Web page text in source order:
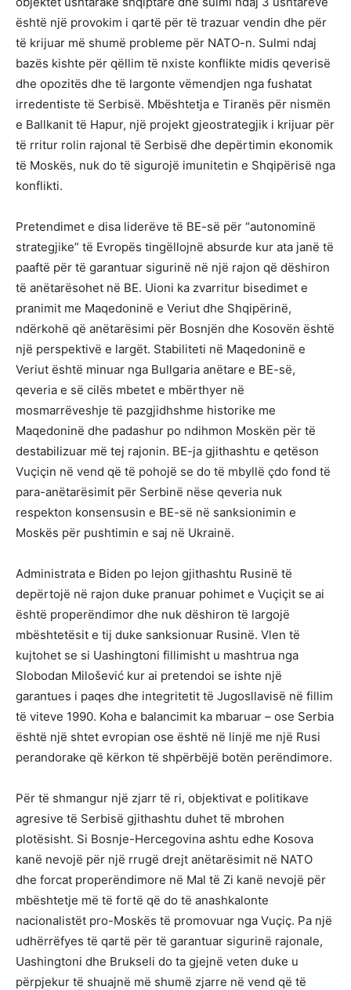
është një provokim i qartë për të trazuar vendin dhe për
të krijuar më shumë probleme për NATO-n. Sulmi ndaj
bazës kishte për qëllim të nxiste konflikte midis qeverisë
dhe opozitës dhe të largonte vëmendjen nga fushatat
irredentiste të Serbisë. Mbështetja e Tiranës për nismën
e Ballkanit të Hapur, një projekt gjeostrategjik i krijuar për
të rritur rolin rajonal të Serbisë dhe depërtimin ekonomik
të Moskës, nuk do të sigurojë imunitetin e Shqipërisë nga
konflikti.
Pretendimet e disa liderëve të BE-së për “autonominë
strategjike” të Evropës tingëllojnë absurde kur ata janë të
paaftë për të garantuar sigurinë në një rajon që dëshiron
të anëtarësohet në BE. Uioni ka zvarritur bisedimet e
pranimit me Maqedoninë e Veriut dhe Shqipërinë,
ndërkohë që anëtarësimi për Bosnjën dhe Kosovën është
një perspektivë e largët. Stabiliteti në Maqedoninë e
Veriut është minuar nga Bullgaria anëtare e BE-së,
qeveria e së cilës mbetet e mbërthyer në
mosmarrëveshje të pazgjidhshme historike me
Maqedoninë dhe padashur po ndihmon Moskën për të
destabilizuar më tej rajonin. BE-ja gjithashtu e qetëson
Vuçiçin në vend që të pohojë se do të mbyllë çdo fond të
para-anëtarësimit për Serbinë nëse qeveria nuk
respekton konsensusin e BE-së në sanksionimin e
Moskës për pushtimin e saj në Ukrainë.
Administrata e Biden po lejon gjithashtu Rusinë të
depërtojë në rajon duke pranuar pohimet e Vuçiçit se ai
është properëndimor dhe nuk dëshiron të largojë
mbështetësit e tij duke sanksionuar Rusinë. Vlen të
kujtohet se si Uashingtoni fillimisht u mashtrua nga
Slobodan Milošević kur ai pretendoi se ishte një
garantues i paqes dhe integritetit të Jugosllavisë në fillim
të viteve 1990. Koha e balancimit ka mbaruar – ose Serbia
është një shtet evropian ose është në linjë me një Rusi
perandorake që kërkon të shpërbëjë botën perëndimore.
Për të shmangur një zjarr të ri, objektivat e politikave
agresive të Serbisë gjithashtu duhet të mbrohen
plotësisht. Si Bosnje-Hercegovina ashtu edhe Kosova
kanë nevojë për një rrugë drejt anëtarësimit në NATO
dhe forcat properëndimore në Mal të Zi kanë nevojë për
mbështetje më të fortë që do të anashkalonte
nacionalistët pro-Moskës të promovuar nga Vuçiç. Pa një
udhërrëfyes të qartë për të garantuar sigurinë rajonale,
Uashingtoni dhe Brukseli do ta gjejnë veten duke u
përpjekur të shuajnë më shumë zjarre në vend që të